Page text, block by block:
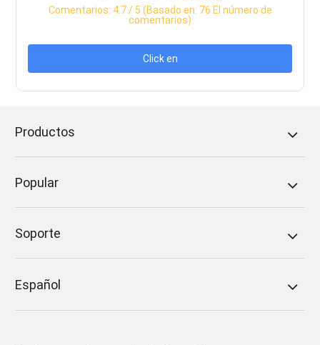
Comentarios: 4.7/ 5 (Basado en: 76 El número de
comentarios)
Click en
Productos
Popular
Soporte
Español